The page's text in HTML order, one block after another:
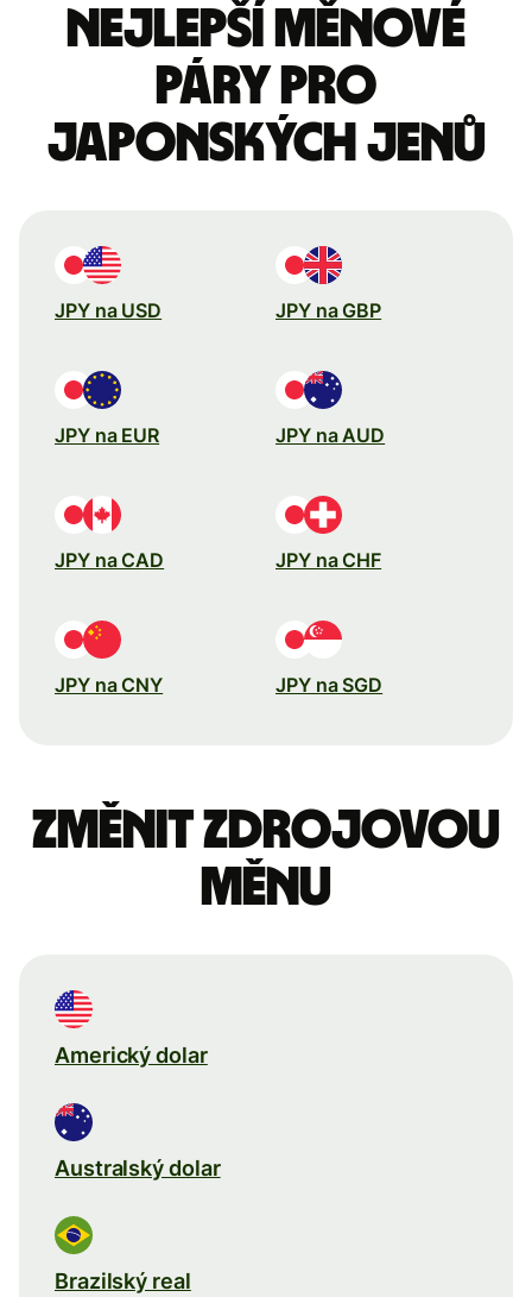
Nejlepší měnové
páry pro
japonských jenů
JPY na USD JPY na GBP
JPY na EUR JPY na AUD
JPY na CAD JPY na CHF
JPY na CNY JPY na SGD
Změnit zdrojovou
měnu
Americký dolar
Australský dolar
Brazilský real